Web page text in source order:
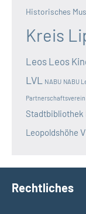
Historisches
Kreis
Leos Leos
LVL NABU NABU
Partnerschaftsverein
Stadtbibliothek
Leopoldshöhe
Rechtliches